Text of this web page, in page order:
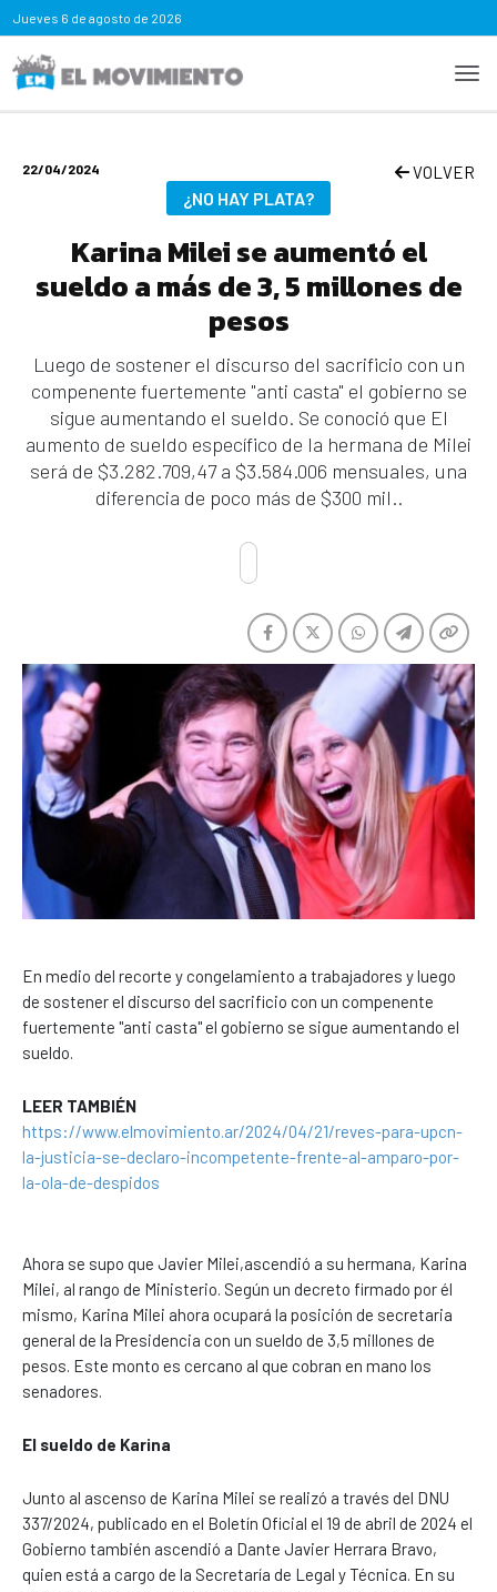
Jueves 6 de agosto de 2026
22/04/2024 VOLVER
¿NO HAY PLATA?
Karina Milei se aumentó el
sueldo a más de 3, 5 millones de
pesos
Luego de sostener el discurso del sacrificio con un
compenente fuertemente "anti casta" el gobierno se
sigue aumentando el sueldo. Se conoció que El
aumento de sueldo específico de la hermana de Milei
será de $3.282.709,47 a $3.584.006 mensuales, una
diferencia de poco más de $300 mil..
En medio del recorte y congelamiento a trabajadores y luego
de sostener el discurso del sacrificio con un compenente
fuertemente "anti casta" el gobierno se sigue aumentando el
sueldo.
LEER TAMBIÉN
https://www.elmovimiento.ar/2024/04/21/reves-para-upcn-
la-justicia-se-declaro-incompetente-frente-al-amparo-por-
la-ola-de-despidos
Ahora se supo que Javier Milei,ascendió a su hermana, Karina
Milei, al rango de Ministerio. Según un decreto firmado por él
mismo, Karina Milei ahora ocupará la posición de secretaria
general de la Presidencia con un sueldo de 3,5 millones de
pesos. Este monto es cercano al que cobran en mano los
senadores.
El sueldo de Karina
Junto al ascenso de Karina Milei se realizó a través del DNU
337/2024, publicado en el Boletín Oficial el 19 de abril de 2024 el
Gobierno también ascendió a Dante Javier Herrara Bravo,
quien está a cargo de la Secretaría de Legal y Técnica. En su